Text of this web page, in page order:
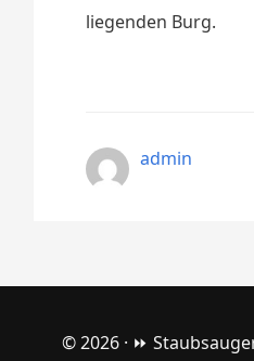
liegenden Burg.
admin
© 2026 · ⏩